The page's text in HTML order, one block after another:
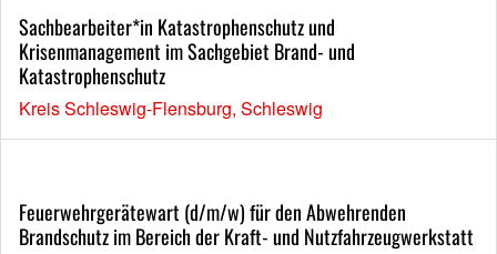
Sachbearbeiter*in Katastrophenschutz und
Krisenmanagement im Sachgebiet Brand- und
Katastrophenschutz
Kreis Schleswig-Flensburg, Schleswig
Feuerwehrgerätewart (d/m/w) für den Abwehrenden
Brandschutz im Bereich der Kraft- und Nutzfahrzeugwerkstatt